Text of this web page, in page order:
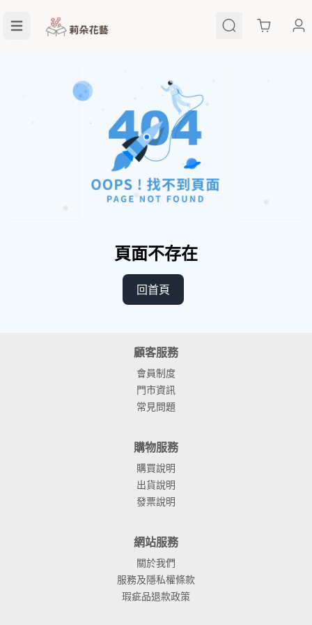
Cart
頁面不存在
回首頁
顧客服務
會員制度
門市資訊
常見問題
購物服務
購買說明
出貨說明
發票說明
網站服務
關於我們
服務及隱私權條款
瑕疵品退款政策